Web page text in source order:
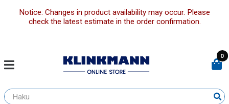
Notice: Changes in product availability may occur. Please
check the latest estimate in the order confirmation.
0